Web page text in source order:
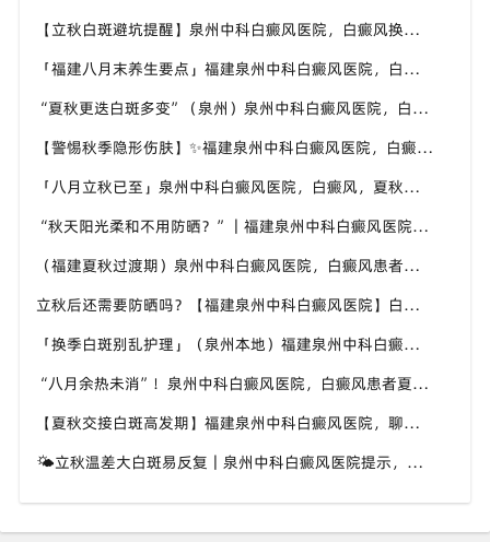
【立秋白斑避坑提醒】泉州中科白癜风医院，白癜风换季养护，避开误区少走弯路
「福建八月末养生要点」福建泉州中科白癜风医院，白癜风，合理运动助力身体状态
“夏秋更迭白斑多变”（泉州）泉州中科白癜风医院，白癜风，早留意皮肤异常变化
【警惕秋季隐形伤肤】✨福建泉州中科白癜风医院，白癜风，秋风也会给皮肤带来刺激
「八月立秋已至」泉州中科白癜风医院，白癜风，夏秋交替做好养护，助力白斑维稳
“秋天阳光柔和不用防晒？”｜福建泉州中科白癜风医院，白癜风这个想法是错误的
（福建夏秋过渡期）泉州中科白癜风医院，白癜风患者，不要随意更换外用护肤产品
立秋后还需要防晒吗？【福建泉州中科白癜风医院】白癜风人群夏秋防晒切勿直接摆烂
「换季白斑别乱护理」（泉州本地）福建泉州中科白癜风医院，教你平稳度过夏秋转换时节
“八月余热未消”！泉州中科白癜风医院，白癜风患者夏秋交替，这几件事要记牢
【夏秋交接白斑高发期】福建泉州中科白癜风医院，聊聊入秋后白癜风该如何科学照料
🌤立秋温差大白斑易反复｜泉州中科白癜风医院提示，换季时期白斑养护千万别松懈